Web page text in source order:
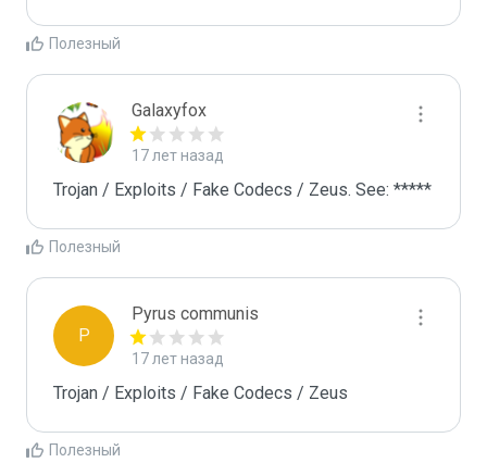
Полезный
Galaxyfox
17 лет назад
Trojan / Exploits / Fake Codecs / Zeus. See: *****
Полезный
P
Pyrus communis
17 лет назад
Trojan / Exploits / Fake Codecs / Zeus
Полезный